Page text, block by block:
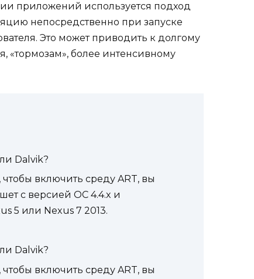
приложений используется подход
непосредственно при запуске
Это может приводить к долгому
более интенсивному
Dalvik?
включить среду ART, вы
с версией ОС 4.4.x и
5 или Nexus 7 2013.
Dalvik?
включить среду ART, вы